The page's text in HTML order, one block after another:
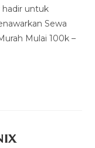
hadir untuk
Sewa
Mulai 100k –